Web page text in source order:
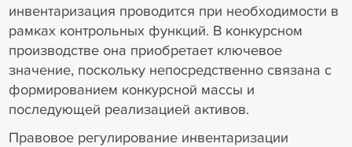
инвентаризация проводится при необходимости в
рамках контрольных функций. В конкурсном
производстве она приобретает ключевое
значение, поскольку непосредственно связана с
формированием конкурсной массы и
последующей реализацией активов.
Правовое регулирование инвентаризации